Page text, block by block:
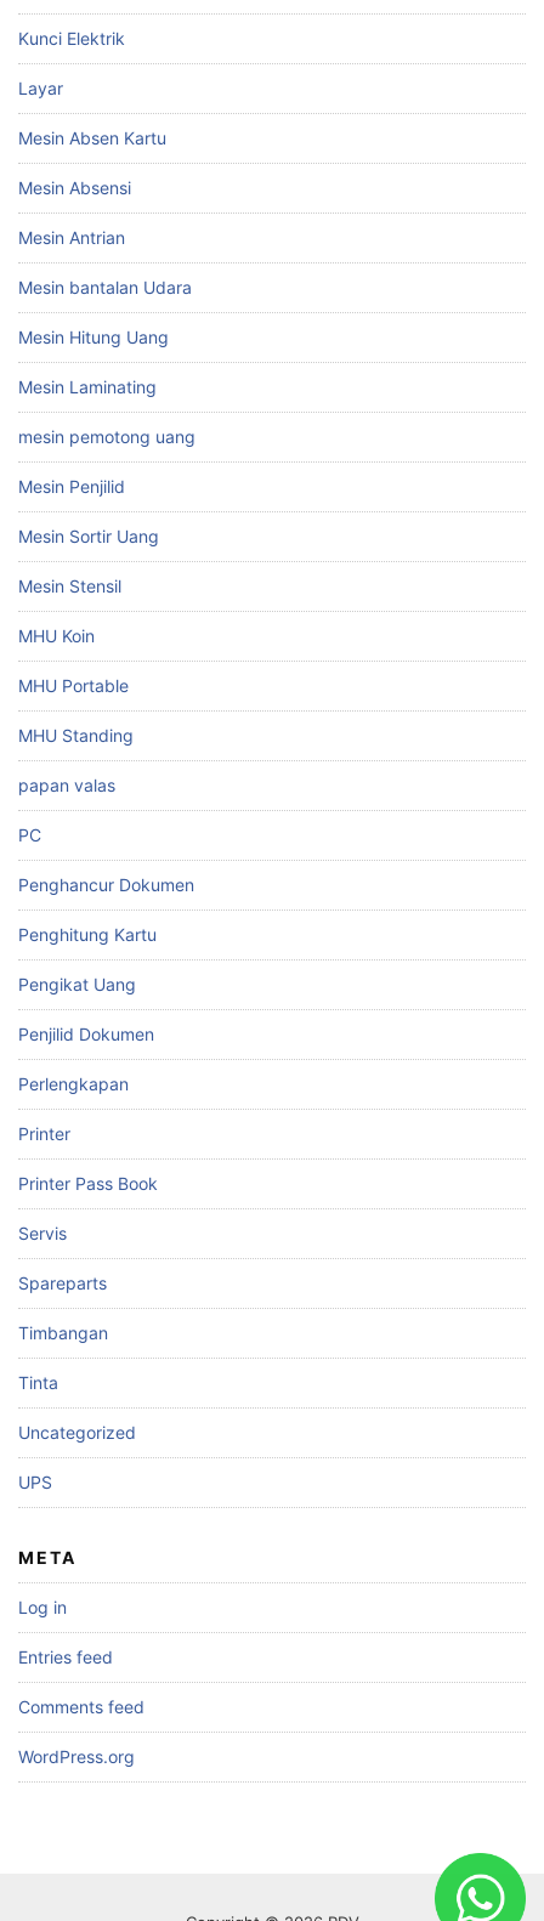
Kunci Elektrik
Layar
Mesin Absen Kartu
Mesin Absensi
Mesin Antrian
Mesin bantalan Udara
Mesin Hitung Uang
Mesin Laminating
mesin pemotong uang
Mesin Penjilid
Mesin Sortir Uang
Mesin Stensil
MHU Koin
MHU Portable
MHU Standing
papan valas
PC
Penghancur Dokumen
Penghitung Kartu
Pengikat Uang
Penjilid Dokumen
Perlengkapan
Printer
Printer Pass Book
Servis
Spareparts
Timbangan
Tinta
Uncategorized
UPS
META
Log in
Entries feed
Comments feed
WordPress.org